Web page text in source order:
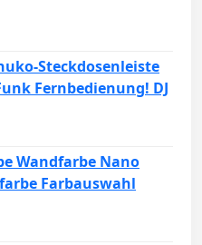
Steckdosenleiste
Fernbedienung! DJ
Wandfarbe Nano
Farbauswahl